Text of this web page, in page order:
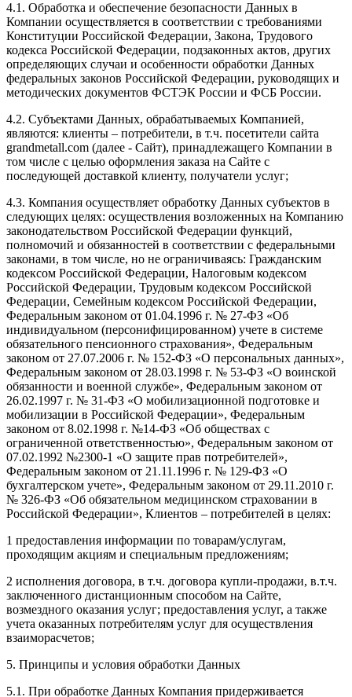
4.1. Обработка и обеспечение безопасности Данных в
Компании осуществляется в соответствии с требованиями
Конституции Российской Федерации, Закона, Трудового
кодекса Российской Федерации, подзаконных актов, других
определяющих случаи и особенности обработки Данных
федеральных законов Российской Федерации, руководящих и
методических документов ФСТЭК России и ФСБ России.
4.2. Субъектами Данных, обрабатываемых Компанией,
являются: клиенты – потребители, в т.ч. посетители сайта
grandmetall.com (далее - Сайт), принадлежащего Компании в
том числе с целью оформления заказа на Сайте с
последующей доставкой клиенту, получатели услуг;
4.3. Компания осуществляет обработку Данных субъектов в
следующих целях: осуществления возложенных на Компанию
законодательством Российской Федерации функций,
полномочий и обязанностей в соответствии с федеральными
законами, в том числе, но не ограничиваясь: Гражданским
кодексом Российской Федерации, Налоговым кодексом
Российской Федерации, Трудовым кодексом Российской
Федерации, Семейным кодексом Российской Федерации,
Федеральным законом от 01.04.1996 г. № 27-ФЗ «Об
индивидуальном (персонифицированном) учете в системе
обязательного пенсионного страхования», Федеральным
законом от 27.07.2006 г. № 152-ФЗ «О персональных данных»,
Федеральным законом от 28.03.1998 г. № 53-ФЗ «О воинской
обязанности и военной службе», Федеральным законом от
26.02.1997 г. № 31-ФЗ «О мобилизационной подготовке и
мобилизации в Российской Федерации», Федеральным
законом от 8.02.1998 г. №14-ФЗ «Об обществах с
ограниченной ответственностью», Федеральным законом от
07.02.1992 №2300-1 «О защите прав потребителей»,
Федеральным законом от 21.11.1996 г. № 129-ФЗ «О
бухгалтерском учете», Федеральным законом от 29.11.2010 г.
№ 326-ФЗ «Об обязательном медицинском страховании в
Российской Федерации», Клиентов – потребителей в целях:
1 предоставления информации по товарам/услугам,
проходящим акциям и специальным предложениям;
2 исполнения договора, в т.ч. договора купли-продажи, в.т.ч.
заключенного дистанционным способом на Сайте,
возмездного оказания услуг; предоставления услуг, а также
учета оказанных потребителям услуг для осуществления
взаиморасчетов;
5. Принципы и условия обработки Данных
5.1. При обработке Данных Компания придерживается